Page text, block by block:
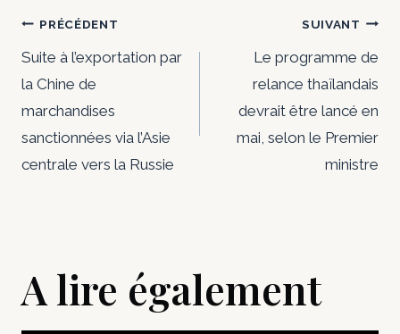
Navigation
de
l’article
PRÉCÉDENT
Suite à l’exportation par
la Chine de
marchandises
sanctionnées via l’Asie
centrale vers la Russie
SUIVANT
Le programme de
relance thaïlandais
devrait être lancé en
mai, selon le Premier
ministre
A lire également